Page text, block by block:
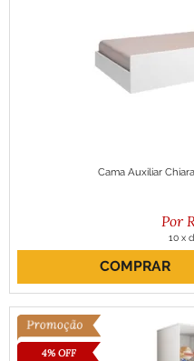
Cama Auxiliar
10 x
ou R$
COMPRAR
4% OFF